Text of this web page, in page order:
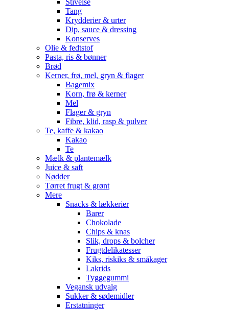
Stivelse
Tang
Krydderier & urter
Dip, sauce & dressing
Konserves
Olie & fedtstof
Pasta, ris & bønner
Brød
Kerner, frø, mel, gryn & flager
Bagemix
Korn, frø & kerner
Mel
Flager & gryn
Fibre, klid, rasp & pulver
Te, kaffe & kakao
Kakao
Te
Mælk & plantemælk
Juice & saft
Nødder
Tørret frugt & grønt
Mere
Snacks & lækkerier
Barer
Chokolade
Chips & knas
Slik, drops & bolcher
Frugtdelikatesser
Kiks, riskiks & småkager
Lakrids
Tyggegummi
Vegansk udvalg
Sukker & sødemidler
Erstatninger